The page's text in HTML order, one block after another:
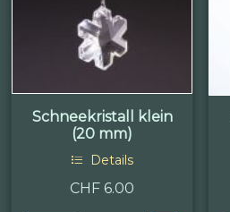
Schneekristall klein
(20 mm)
Details
CHF 6.00